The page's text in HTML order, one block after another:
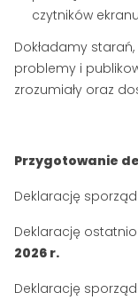
czytników
Dokładamy
problemy i
zrozumiały oraz
Przygotowanie
Deklarację
Deklarację
2026 r.
Deklarację